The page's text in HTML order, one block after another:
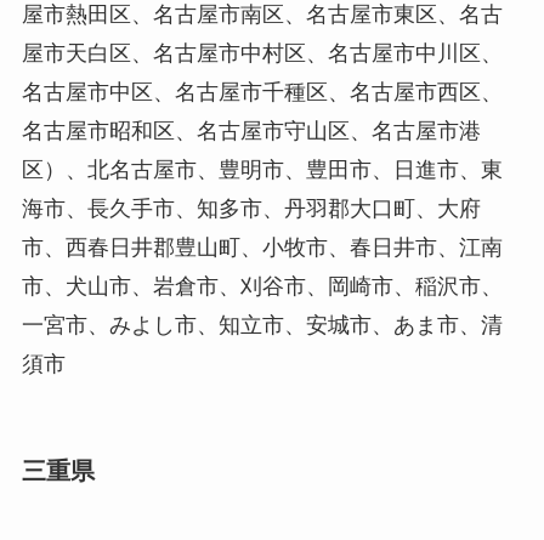
屋市熱田区、名古屋市南区、名古屋市東区、名古
屋市天白区、名古屋市中村区、名古屋市中川区、
名古屋市中区、名古屋市千種区、名古屋市西区、
名古屋市昭和区、名古屋市守山区、名古屋市港
区）、北名古屋市、豊明市、豊田市、日進市、東
海市、長久手市、知多市、丹羽郡大口町、大府
市、西春日井郡豊山町、小牧市、春日井市、江南
市、犬山市、岩倉市、刈谷市、岡崎市、稲沢市、
一宮市、みよし市、知立市、安城市、あま市、清
須市
三重県